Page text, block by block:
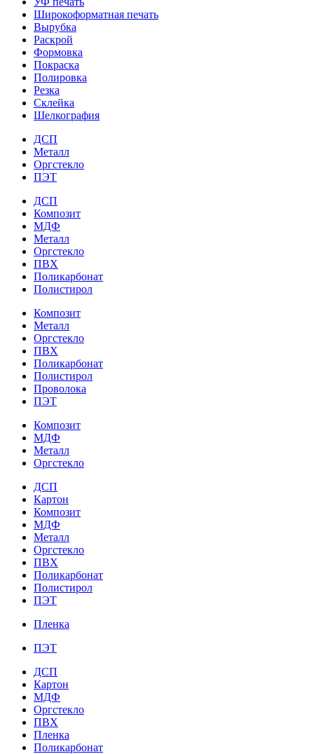
Широкоформатная печать
Вырубка
Раскрой
Формовка
Покраска
Полировка
Резка
Склейка
Шелкография
ДСП
Металл
Оргстекло
ПЭТ
ДСП
Композит
МДФ
Металл
Оргстекло
ПВХ
Поликарбонат
Полистирол
Композит
Металл
Оргстекло
ПВХ
Поликарбонат
Полистирол
Проволока
ПЭТ
Композит
МДФ
Металл
Оргстекло
ДСП
Картон
Композит
МДФ
Металл
Оргстекло
ПВХ
Поликарбонат
Полистирол
ПЭТ
Пленка
ПЭТ
ДСП
Картон
МДФ
Оргстекло
ПВХ
Пленка
Поликарбонат